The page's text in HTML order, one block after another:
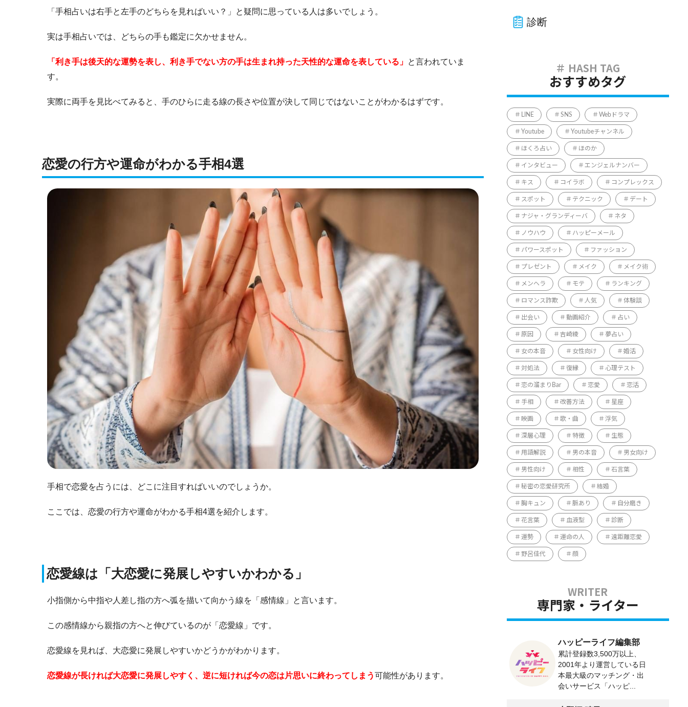
「手相占いは右手と左手のどちらを見ればいい？」と疑問に思っている人は多いでしょう。
実は手相占いでは、どちらの手も鑑定に欠かせません。
「利き手は後天的な運勢を表し、利き手でない方の手は生まれ持った天性的な運命を表している」 と言われていま
す。
実際に両手を見比べてみると、手のひらに走る線の長さや位置が決して同じではないことがわかるはずです。
恋愛の行方や運命がわかる手相4選
手相で恋愛を占うには、どこに注目すればいいのでしょうか。
ここでは、恋愛の行方や運命がわかる手相4選を紹介します。
恋愛線は「大恋愛に発展しやすいかわかる」
小指側から中指や人差し指の方へ弧を描いて向かう線を「感情線」と言います。
この感情線から親指の方へと伸びているのが「恋愛線」です。
恋愛線を見れば、大恋愛に発展しやすいかどうかがわかります。
恋愛線が長ければ大恋愛に発展しやすく、逆に短ければ今の恋は片思いに終わってしまう可能性があります。
診断
おすすめタグ
LINE SNS Webドラマ
Youtube Youtubeチャンネル
ほくろ占い ほのか
インタビュー エンジェルナンバー
キス コイラボ コンプレックス
スポット テクニック デート
ナジャ・グランディーバ ネタ
ノウハウ ハッピーメール
パワースポット ファッション
プレゼント メイク メイク術
メンヘラ モテ ランキング
ロマンス詐欺 人気 体験談
出会い 動画紹介 占い
原因 吉崎綾 夢占い
女の本音 女性向け 婚活
対処法 復縁 心理テスト
恋の溜まりBar 恋愛 恋活
手相 改善方法 星座
映画 歌・曲 浮気
深層心理 特徴 生態
用語解説 男の本音 男女向け
男性向け 相性 石言葉
秘密の恋愛研究所 結婚
胸キュン 脈あり 自分磨き
花言葉 血液型 診断
運勢 運命の人 遠距離恋愛
野呂佳代 顔
専門家・ライター
ハッピーライフ編集部
累計登録数3,500万以上、
2001年より運営している日
本最大級のマッチング・出
会いサービス「ハッピ...